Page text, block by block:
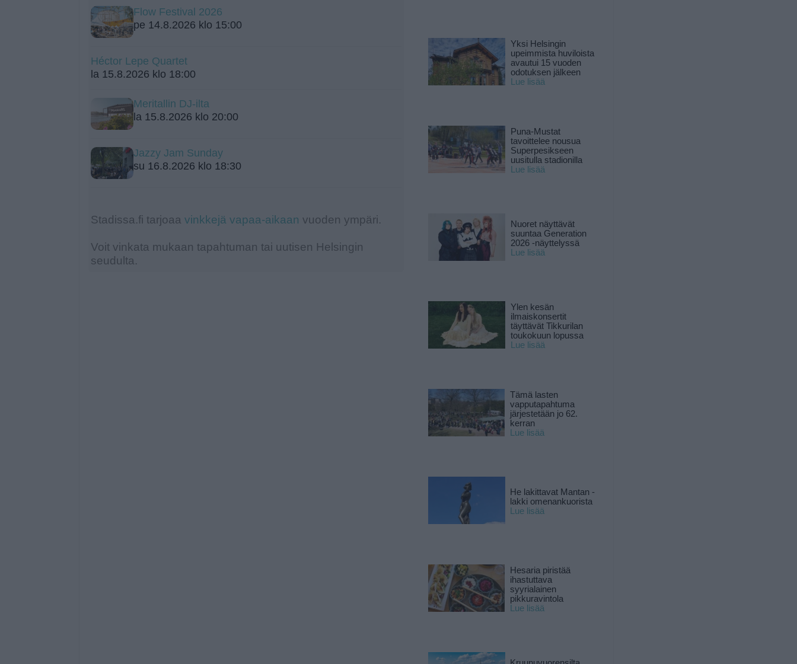
Flow Festival 2026
pe 14.8.2026 klo 15:00
Héctor Lepe Quartet
la 15.8.2026 klo 18:00
Meritallin DJ-ilta
la 15.8.2026 klo 20:00
Jazzy Jam Sunday
su 16.8.2026 klo 18:30
Stadissa.fi tarjoaa vinkkejä vapaa-aikaan vuoden ympäri.
Voit vinkata mukaan tapahtuman tai uutisen Helsingin
seudulta.
Yksi Helsingin
upeimmista huviloista
avautui 15 vuoden
odotuksen jälkeen
Lue lisää
Puna-Mustat
tavoittelee nousua
Superpesikseen
uusitulla stadionilla
Lue lisää
Nuoret näyttävät
suuntaa Generation
2026 -näyttelyssä
Lue lisää
Ylen kesän
ilmaiskonsertit
täyttävät Tikkurilan
toukokuun lopussa
Lue lisää
Tämä lasten
vapputapahtuma
järjestetään jo 62.
kerran
Lue lisää
He lakittavat Mantan -
lakki omenankuorista
Lue lisää
Hesaria piristää
ihastuttava
syyrialainen
pikkuravintola
Lue lisää